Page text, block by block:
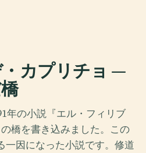
カプリチョ —
年の小説『エル・フィリブ
橋を書き込みました。この
一因になった小説です。修道